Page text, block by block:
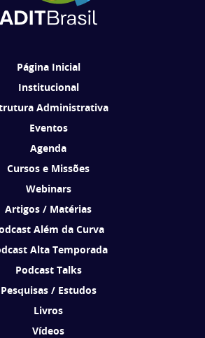
concorda em receber comunicações da ADIT
Página Inicial
Institucional
Administrativa
Eventos
Agenda
Cursos e Missões
Webinars
Artigos / Matérias
Além da Curva
Alta Temporada
Podcast Talks
Pesquisas / Estudos
Livros
Vídeos